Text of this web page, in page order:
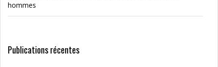
hommes
Publications récentes